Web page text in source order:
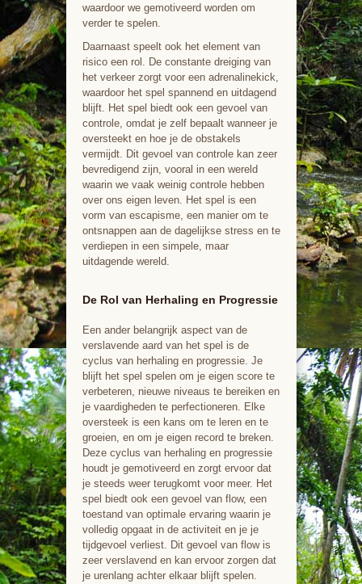
waardoor we gemotiveerd worden om
verder te spelen.
Daarnaast speelt ook het element van
risico een rol. De constante dreiging van
het verkeer zorgt voor een adrenalinekick,
waardoor het spel spannend en uitdagend
blijft. Het spel biedt ook een gevoel van
controle, omdat je zelf bepaalt wanneer je
oversteekt en hoe je de obstakels
vermijdt. Dit gevoel van controle kan zeer
bevredigend zijn, vooral in een wereld
waarin we vaak weinig controle hebben
over ons eigen leven. Het spel is een
vorm van escapisme, een manier om te
ontsnappen aan de dagelijkse stress en te
verdiepen in een simpele, maar
uitdagende wereld.
De Rol van Herhaling en Progressie
Een ander belangrijk aspect van de
verslavende aard van het spel is de
cyclus van herhaling en progressie. Je
blijft het spel spelen om je eigen score te
verbeteren, nieuwe niveaus te bereiken en
je vaardigheden te perfectioneren. Elke
oversteek is een kans om te leren en te
groeien, en om je eigen record te breken.
Deze cyclus van herhaling en progressie
houdt je gemotiveerd en zorgt ervoor dat
je steeds weer terugkomt voor meer. Het
spel biedt ook een gevoel van flow, een
toestand van optimale ervaring waarin je
volledig opgaat in de activiteit en je je
tijdgevoel verliest. Dit gevoel van flow is
zeer verslavend en kan ervoor zorgen dat
je urenlang achter elkaar blijft spelen.